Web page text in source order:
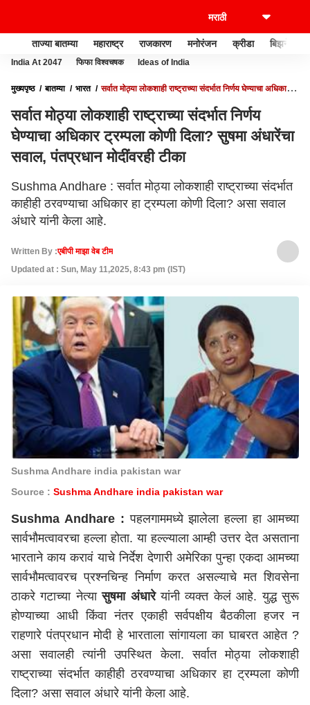
ताज्या बातम्या महाराष्ट्र राजकारण मनोरंजन क्रीडा बिझनेस
India At 2047 फिफा विश्वचषक Ideas of India
मुख्यपृष्ठ बातम्या भारत
सर्वात मोठ्या लोकशाही राष्ट्राच्या संदर्भात निर्णय घेण्याचा अधिकार
सर्वात मोठ्या लोकशाही राष्ट्राच्या संदर्भात निर्णय
घेण्याचा अधिकार ट्रम्पला कोणी दिला? सुषमा अंधारेंचा
सवाल, पंतप्रधान मोदींवरही टीका
Sushma Andhare : सर्वात मोठ्या लोकशाही राष्ट्राच्या संदर्भात
काहीही ठरवण्याचा अधिकार हा ट्रम्पला कोणी दिला? असा सवाल
अंधारे यांनी केला आहे.
Written By :एबीपी माझा वेब टीम
Updated at : Sun, May 11,2025, 8:43 pm (IST)
Sushma Andhare india pakistan war
Source : Sushma Andhare india pakistan war
Sushma Andhare : पहलगाममध्ये झालेला हल्ला हा आमच्या
सार्वभौमत्वावरचा हल्ला होता. या हल्ल्याला आम्ही उत्तर देत असताना
भारताने काय करावं याचे निर्देश देणारी अमेरिका पुन्हा एकदा आमच्या
सार्वभौमत्वावरच प्रश्नचिन्ह निर्माण करत असल्याचे मत शिवसेना
ठाकरे गटाच्या नेत्यासुषमा अंधारेयांनी व्यक्त केलं आहे. युद्ध सुरू
होण्याच्या आधी किंवा नंतर एकाही सर्वपक्षीय बैठकीला हजर न
राहणारे पंतप्रधान मोदी हे भारताला सांगायला का घाबरत आहेत ?
असा सवालही त्यांनी उपस्थित केला. सर्वात मोठ्या लोकशाही
राष्ट्राच्या संदर्भात काहीही ठरवण्याचा अधिकार हा ट्रम्पला कोणी
दिला? असा सवाल अंधारे यांनी केला आहे.